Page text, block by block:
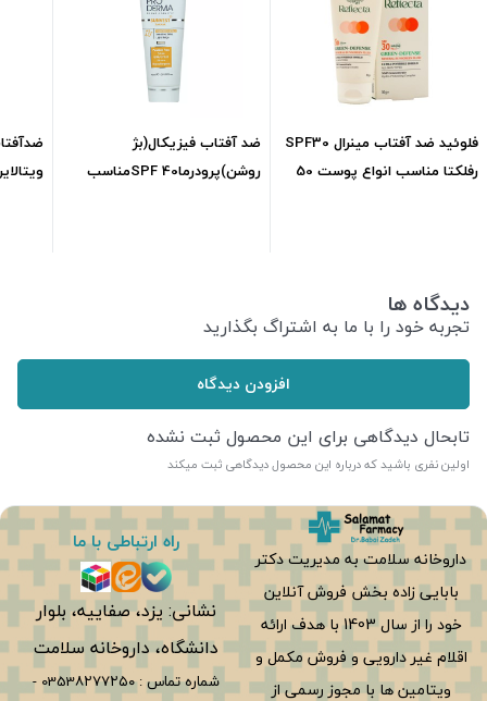
فلوئید ضد آفتاب مینرال SPF30
رفلکتا مناسب انواع پوست 50
ضد آفتاب فیزیکال(بژ
روشن)پرودرماSPF 40مناسب
دیدگاه ها
تجربه خود را با ما به اشتراگ بگذارید
افزودن دیدگاه
تابحال دیدگاهی برای این محصول ثبت نشده
اولین نفری باشید که درباره این محصول دیدگاهی ثبت میکند
داروخانه سلامت به مدیریت دکتر
بابایی زاده بخش فروش آنلاین
خود را از سال 1403 با هدف ارائه
اقلام غیر دارویی و فروش مکمل و
ویتامین ها با مجوز رسمی از
راه ارتباطی با ما
نشانی: یزد، صفاییه، بلوار
دانشگاه، داروخانه سلامت
شماره تماس :0353۸۲۷۷۲۵۰ -